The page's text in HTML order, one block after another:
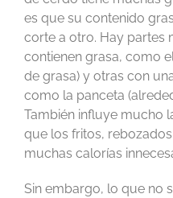
es que su contenido
corte a otro. Hay partes
contienen grasa, como
de grasa) y otras con
como la panceta
También influye mucho
que los fritos,
muchas calorías
Sin embargo, lo que no